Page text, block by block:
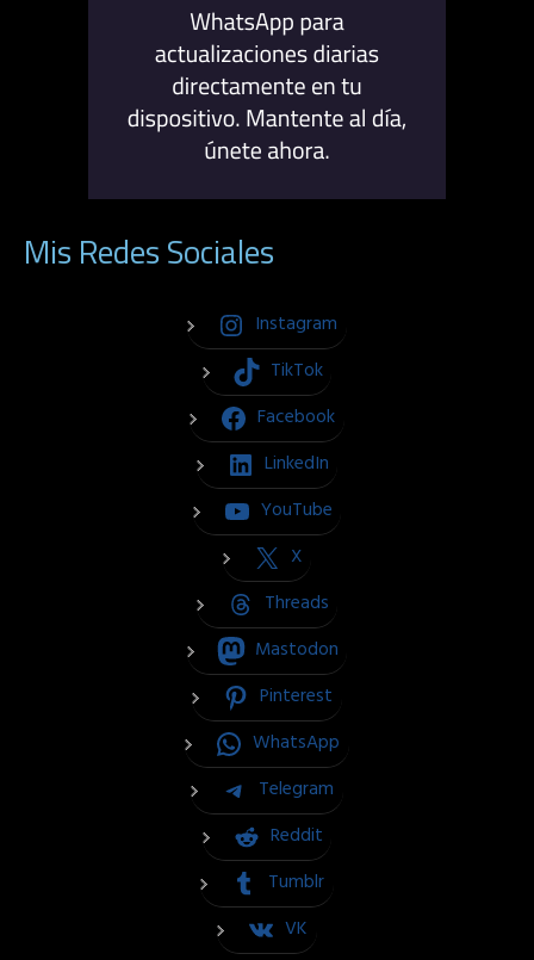
Mis Redes Sociales
Instagram
TikTok
Facebook
LinkedIn
YouTube
X
Threads
Mastodon
Pinterest
WhatsApp
Telegram
Reddit
Tumblr
VK